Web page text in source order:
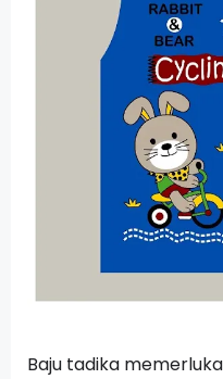
Baju tadika